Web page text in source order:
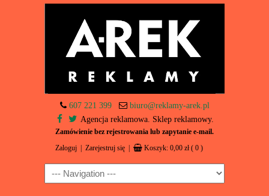
607 221 399
biuro@reklamy-arek.pl
Agencja reklamowa. Sklep reklamowy.
Zamówienie bez rejestrowania lub zapytanie e-mail.
Zaloguj Zarejestruj się Koszyk: 0,00 zł ( 0 )
Navigation